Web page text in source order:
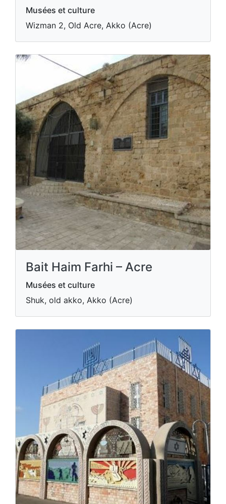
Musées et culture
Wizman 2, Old Acre, Akko (Acre)
Bait Haim Farhi – Acre
Musées et culture
Shuk, old akko, Akko (Acre)